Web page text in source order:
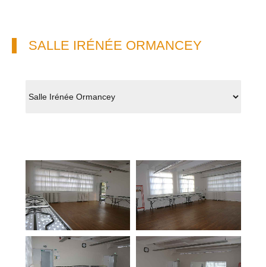
SALLE IRÉNÉE ORMANCEY